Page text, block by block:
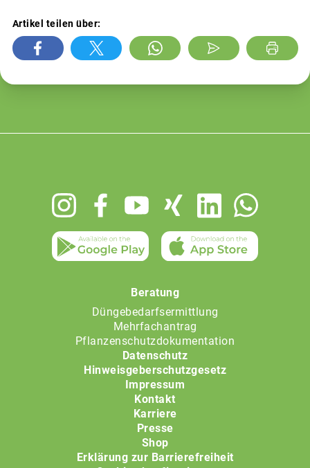
Artikel teilen über:
Beratung
Düngebedarfsermittlung
Mehrfachantrag
Pflanzenschutzdokumentation
Datenschutz
Hinweisgeberschutzgesetz
Impressum
Kontakt
Karriere
Presse
Shop
Erklärung zur Barrierefreiheit